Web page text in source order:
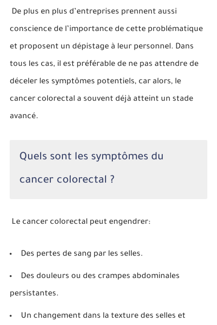
De plus en plus d’entreprises prennent aussi
conscience de l’importance de cette problématique
et proposent un dépistage à leur personnel. Dans
tous les cas, il est préférable de ne pas attendre de
déceler les symptômes potentiels, car alors, le
cancer colorectal a souvent déjà atteint un stade
avancé.
Quels sont les symptômes du
cancer colorectal ?
Le cancer colorectal peut engendrer:
Des pertes de sang par les selles.
Des douleurs ou des crampes abdominales
persistantes.
Un changement dans la texture des selles et